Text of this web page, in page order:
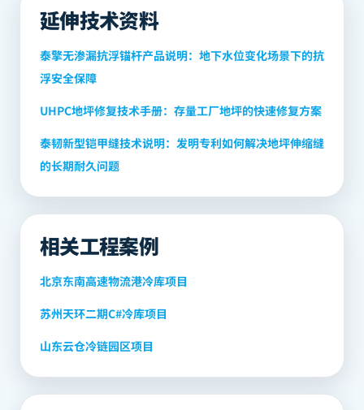
延伸技术资料
泰擎无渗漏抗浮锚杆产品说明：地下水位变化场景下的抗
浮安全保障
UHPC地坪修复技术手册：存量工厂地坪的快速修复方案
泰韧新型铠甲缝技术说明：发明专利如何解决地坪伸缩缝
的长期耐久问题
相关工程案例
北京东南高速物流港冷库项目
苏州天环二期C#冷库项目
山东云仓冷链园区项目